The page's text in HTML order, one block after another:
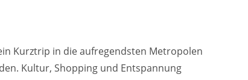
Kurztrip in die aufregendsten Metropolen
Kultur, Shopping und Entspannung